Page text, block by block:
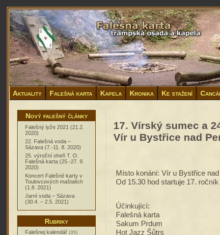
Aktuality Falešná karta Kapela Kronika Ke stažení
Nový falešný články
Falešný lyže 2021 (21.2.
2020)
22. Falešná voda –
Sázava (7.-11. 8. 2020)
25. výroční oheň T. O.
Falešná karta (25.-27. 9.
2020)
Koncert Falešné karty v
Toulovcových maštalích
(1.8. 2021)
Jarní voda – Sázava
(30.4. – 2.5. 2021)
Rubriky
Falešnej kalendář (35)
17. Vírský sumec a
Vír u Bystřice nad
Místo konání: Vír u Bystřice
Od 15.30 hod startuje 17.
Účinkující:
Falešná karta
Sakum Prdum
Hot Jazz Šůtrs